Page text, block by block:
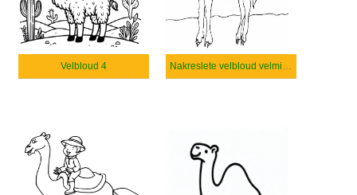
Velbloud 4 Nakreslete velbloud velmi jednoduše